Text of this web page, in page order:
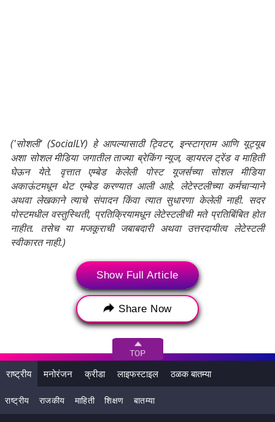
('सोशली' (SocialLY) हे आपल्यासाठी ट्विटर, इन्स्टाग्राम आणि यूट्यूब
अशा सोशल मीडिया जगातील ताज्या ब्रेकिंग न्यूज, व्हायरल ट्रेंड व माहिती
घेऊन येते. वृत्तात एम्बेड केलेली पोस्ट यूजर्सच्या सोशल मीडिया
अकाऊंटमधून थेट एम्बेड करण्यात आली आहे. लेटेस्टलीच्या कर्मचाऱ्याने
अथवा लेखकाने त्याचे संपादन किंवा त्यात सुधारणा केलेली नाही. सदर
पोस्टमधील वस्तुस्थिती, प्रतिक्रियामधून लेटेस्टलीची मते प्रतिबिंबित होत
नाहीत. तसेच या मजकूराची जबाबदारी अथवा उत्तरदायीत्व लेटेस्टली
स्वीकारत नाही.)
HAPPY NEW YEAR Mumbai Local
New Year 2024 New Year Celebration
New Year's eve Special Mumbai Local Train
मुंबई लोकल स्पेशल ट्रेन
हॅप्पी न्यू इयर हॅप्पी न्यू इयर 2024
Show Full Article
Share Now
राष्ट्रीय मनोरंजन क्रीडा लाइफस्टाइल ठळक बातम्या
राष्ट्रीय राजकीय माहिती शिक्षण बातम्या